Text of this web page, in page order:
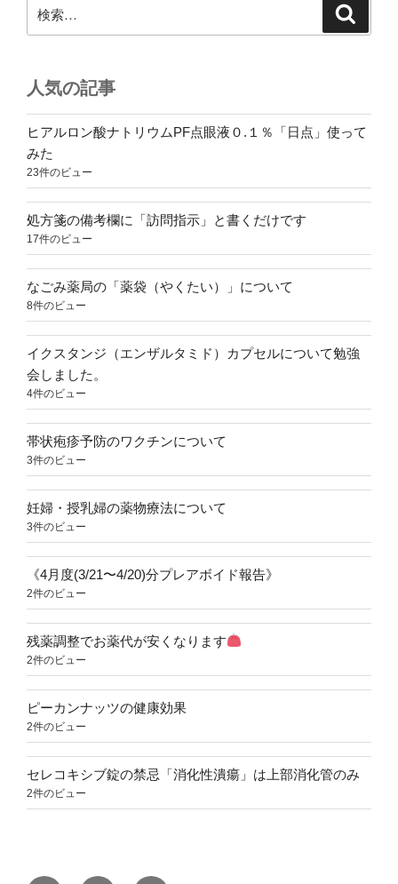
索:
人気の記事
ヒアルロン酸ナトリウムPF点眼液０.１％「日点」使って
みた
23件のビュー
処方箋の備考欄に「訪問指示」と書くだけです
17件のビュー
なごみ薬局の「薬袋（やくたい）」について
8件のビュー
イクスタンジ（エンザルタミド）カプセルについて勉強
会しました。
4件のビュー
帯状疱疹予防のワクチンについて
3件のビュー
妊婦・授乳婦の薬物療法について
3件のビュー
《4月度(3/21〜4/20)分プレアボイド報告》
2件のビュー
残薬調整でお薬代が安くなります
2件のビュー
ピーカンナッツの健康効果
2件のビュー
セレコキシブ錠の禁忌「消化性潰瘍」は上部消化管のみ
2件のビュー